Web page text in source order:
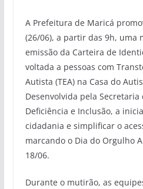
A Prefeitura de Maricá
(26/06), a partir das 9h, uma
emissão da Carteira de
voltada a pessoas com
Autista (TEA) na Casa do
Desenvolvida pela Secretaria
Deficiência e Inclusão, a
cidadania e simplificar o
marcando o Dia do Orgulho
18/06.
Durante o mutirão, as